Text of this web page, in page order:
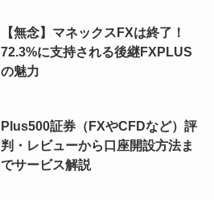
【無念】マネックスFXは終了！
72.3%に支持される後継FXPLUS
の魅力
Plus500証券（FXやCFDなど）評
判・レビューから口座開設方法ま
でサービス解説